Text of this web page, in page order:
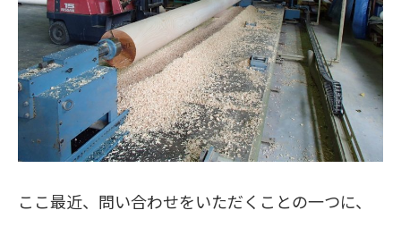
ここ最近、問い合わせをいただくことの一つに、